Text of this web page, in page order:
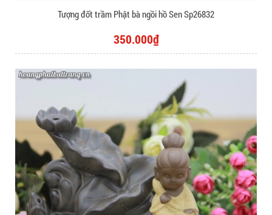
Tượng đốt trầm Phật bà ngồi hồ Sen Sp26832
350.000₫